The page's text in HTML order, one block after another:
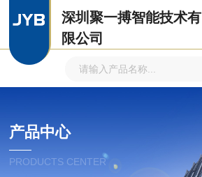
深圳聚一搏智能技术有
限公司
产品中心
PRODUCTS CENTER